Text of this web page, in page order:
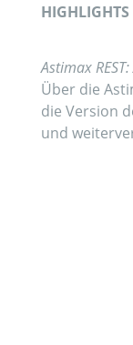
HIGHLIGHTS
Astimax
Über die
die Version
und